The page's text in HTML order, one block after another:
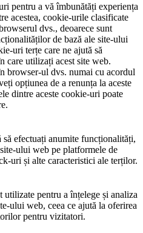
pentru a vă îmbunătăți experiența
acestea, cookie-urile clasificate
dvs., deoarece sunt
de bază ale site-ului
uri terțe care ne ajută să
care utilizați acest site web.
browser-ul dvs. numai cu acordul
opțiunea de a renunța la aceste
dintre aceste cookie-uri poate
efectuați anumite funcționalități,
ului web pe platformele de
uri și alte caracteristici ale terților.
pentru a înțelege și analiza
ului web, ceea ce ajută la oferirea
pentru vizitatori.